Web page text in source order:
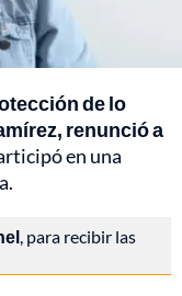
de lo
renunció a
en una
, para recibir las